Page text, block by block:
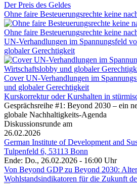
Der Preis des Geldes
Ohne faire Besteuerungsrechte keine
Ohne faire Besteuerungsrechte keine
UN-Verhandlungen im Spannungsfeld
globaler Gerechtigkeit
Cover UN-Verhandlungen im
und globaler Gerechtigkeit
Kurskorrektur oder Kurshalten in
Gesprächsreihe #1: Beyond 2030 – ein
globale Nachhaltigkeits-Agenda
Diskussionsrunde am
26.02.2026
German Institute of Development and
Tulpenfeld 6, 53113 Bonn
Ende: Do., 26.02.2026 - 16:00 Uhr
Von Beyond GDP zu Beyond 2030:
Wohlstandsindikatoren für die Zukunft